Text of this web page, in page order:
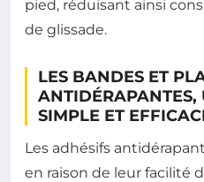
pied, réduisant ainsi
de glissade.
LES BANDES ET
ANTIDÉRAPANTES,
SIMPLE ET
Les adhésifs
en raison de leur facilité